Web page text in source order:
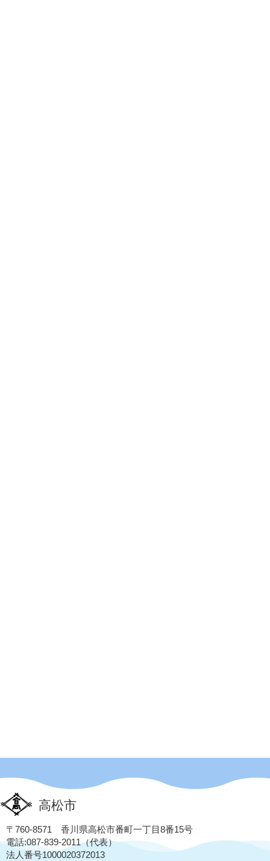
高松市
〒760-8571 香川県高松市番町一丁目8番15号
電話:087-839-2011（代表）
法人番号1000020372013